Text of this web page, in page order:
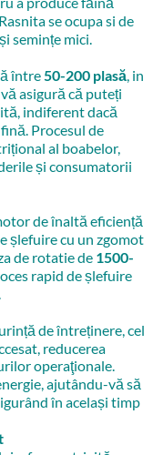
se ocupa si de
semințe mici.
între50-200 plasă, in
asigură că puteți
indiferent dacă
Procesul de
al boabelor,
și consumatorii
de înaltă eficiență
șlefuire cu un zgomot
de rotatie de 1500-
rapid de șlefuire
de întreținere, cel
reducerea
operaţionale.
ajutându-vă să
în același timp